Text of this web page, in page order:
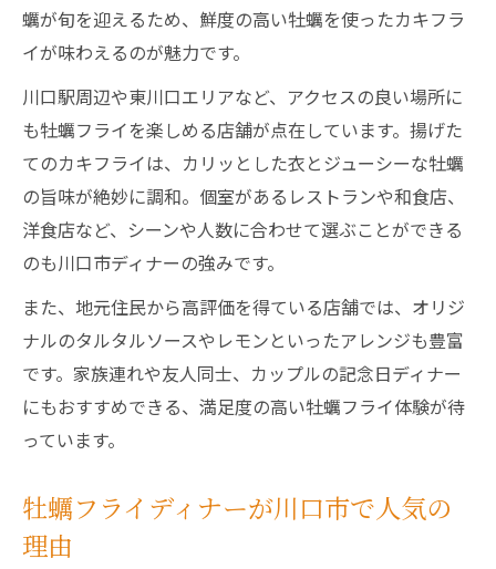
ディナーで味わう牡蠣フライの新鮮さを満
喫
夜ごはんで選ばれる牡蠣フライディナーの
理由
ジューシーな牡蠣フライを求めるなら川口ディ
ナー
ジューシーな牡蠣フライが主役の川口ディ
ナー
ディナーで味わう絶品ジューシー牡蠣フラ
イ情報
川口ディナーで堪能する牡蠣フライの美味
しさ
ジューシーな牡蠣フライで川口の夜を満喫
ト
ディナーで味わう牡蠣フライのこだわりポイン
蠣が旬を迎えるため、鮮度の高い牡蠣を使ったカキフラ
イが味わえるのが魅力です。
川口駅周辺や東川口エリアなど、アクセスの良い場所に
も牡蠣フライを楽しめる店舗が点在しています。揚げた
てのカキフライは、カリッとした衣とジューシーな牡蠣
の旨味が絶妙に調和。個室があるレストランや和食店、
洋食店など、シーンや人数に合わせて選ぶことができる
のも川口市ディナーの強みです。
また、地元住民から高評価を得ている店舗では、オリジ
ナルのタルタルソースやレモンといったアレンジも豊富
です。家族連れや友人同士、カップルの記念日ディナー
にもおすすめできる、満足度の高い牡蠣フライ体験が待
っています。
牡蠣フライディナーが川口市で人気の
理由